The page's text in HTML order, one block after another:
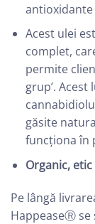
Acest ulei
complet,
permite
grup’.
găsite
funcționa în
Organic,
Pe lângă
HappeaseⓇ se